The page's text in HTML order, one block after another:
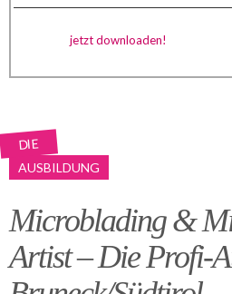
jetzt downloaden!
DIE
AUSBILDUNG
Microblading &
Artist – Die Profi-